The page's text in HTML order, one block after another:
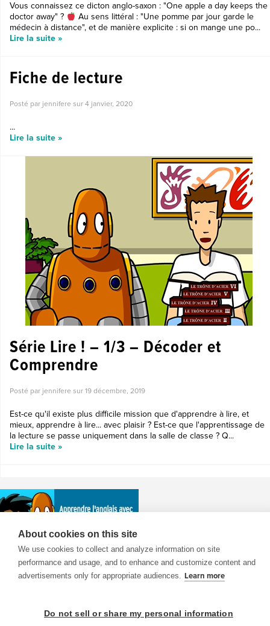
Vous connaissez ce dicton anglo-saxon : "One apple a day keeps the
doctor away" ?
Au sens littéral : "Une pomme par jour garde le
médecin à distance", et de manière explicite : si on mange une po...
Lire la suite »
Fiche de lecture
Posté par jennifere sur 4 janvier, 2020
...
Lire la suite »
Série Lire ! – 1/3 – Décoder et
Comprendre
Posté par jennifere sur 19 décembre, 2019
Est-ce qu'il existe plus difficile mission que d'apprendre à lire, et
mieux, apprendre à lire... avec plaisir ? Est-ce que l'apprentissage de
la lecture se passe uniquement dans la salle de classe ? Q...
Lire la suite »
About cookies on this site
We use cookies to collect and analyze information on site
performance and usage, and to enhance and customize content and
advertisements only for appropriate audiences. Learn more
Do not sell or share my personal information